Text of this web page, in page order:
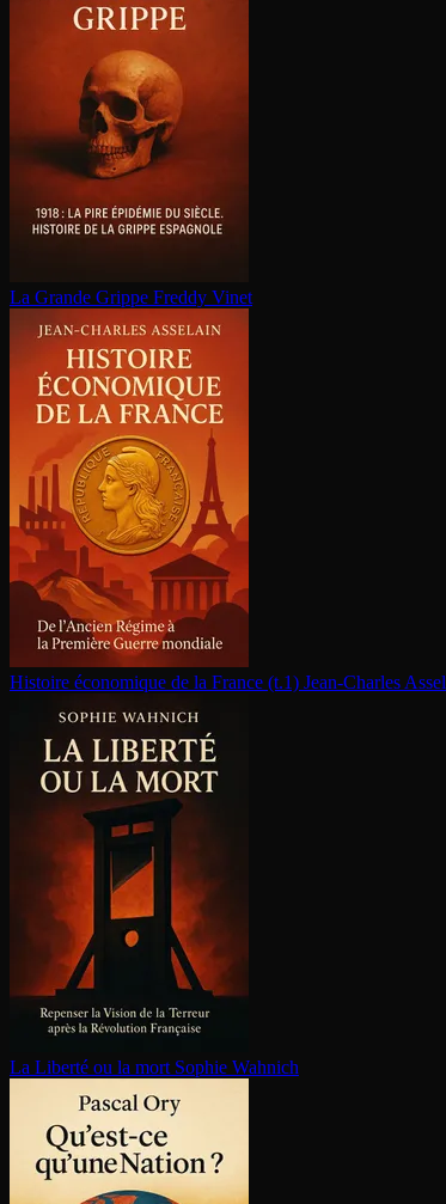
La Grande Grippe Freddy Vinet
Histoire économique de la France (t.1) Jean-Charles
La Liberté ou la mort Sophie Wahnich